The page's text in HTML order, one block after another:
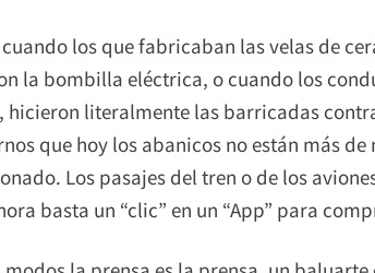
los que fabricaban las velas de
la bombilla eléctrica, o cuando los
hicieron literalmente las barricadas
que hoy los abanicos no están más
Los pasajes del tren o de los
basta un “clic” en un “App” para